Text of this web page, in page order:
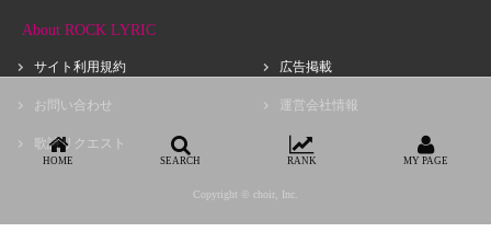
About ROCK LYRIC
サイト利用規約
お問い合わせ
歌詩リクエスト
広告掲載
運営会社情報
Copyright © choir, Inc.
HOME SEARCH RANK MY PAGE